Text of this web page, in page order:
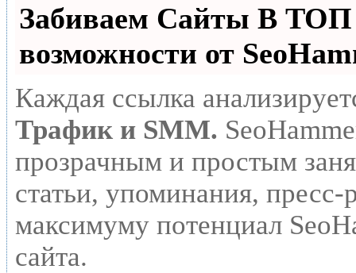
Забиваем Сайты В
возможности от
Каждая ссылка
Трафик и SMM.
прозрачным и простым
статьи, упоминания,
максимуму потенциал
сайта.